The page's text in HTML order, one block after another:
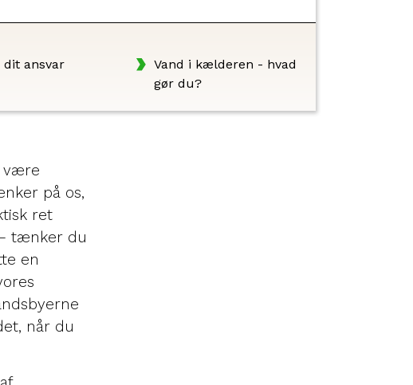
dit ansvar
Vand i kælderen - hvad
gør du?
være
på os,
ret
tænker du
en
når du